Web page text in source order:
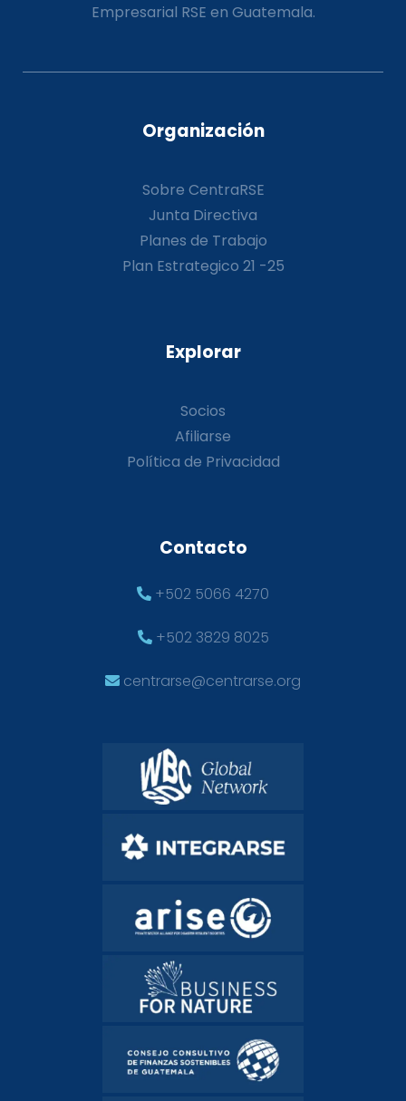
Empresarial RSE en Guatemala.
Organización
Sobre CentraRSE
Junta Directiva
Planes de Trabajo
Plan Estrategico 21 -25
Explorar
Socios
Afiliarse
Política de Privacidad
Contacto
+502 5066 4270
+502 3829 8025
centrarse@centrarse.org